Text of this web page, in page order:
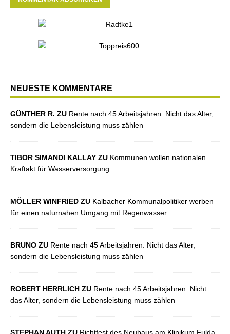
NEUESTE KOMMENTARE
GÜNTHER R. ZU Rente nach 45 Arbeitsjahren: Nicht das Alter,
sondern die Lebensleistung muss zählen
TIBOR SIMANDI KALLAY ZU Kommunen wollen nationalen
Kraftakt für Wasserversorgung
MÖLLER WINFRIED ZU Kalbacher Kommunalpolitiker werben
für einen naturnahen Umgang mit Regenwasser
BRUNO ZU Rente nach 45 Arbeitsjahren: Nicht das Alter,
sondern die Lebensleistung muss zählen
ROBERT HERRLICH ZU Rente nach 45 Arbeitsjahren: Nicht
das Alter, sondern die Lebensleistung muss zählen